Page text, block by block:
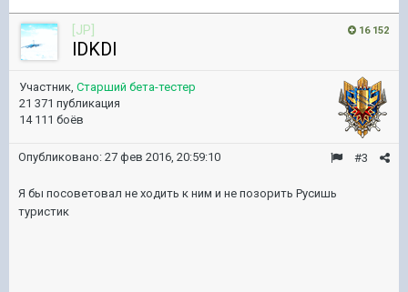
16 152
[JP]
lDKDl
Участник, Старший бета-тестер
21 371 публикация
14 111 боёв
#3
Опубликовано: 27 фев 2016, 20:59:10
Я бы посоветовал не ходить к ним и не позорить Русишь
туристик